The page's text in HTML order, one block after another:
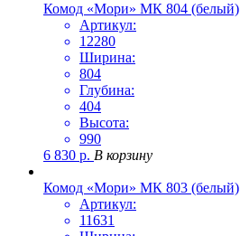
Комод «Мори» МК 804 (белый)
Артикул:
12280
Ширина:
804
Глубина:
404
Высота:
990
6 830 р. В корзину
Комод «Мори» МК 803 (белый)
Артикул:
11631